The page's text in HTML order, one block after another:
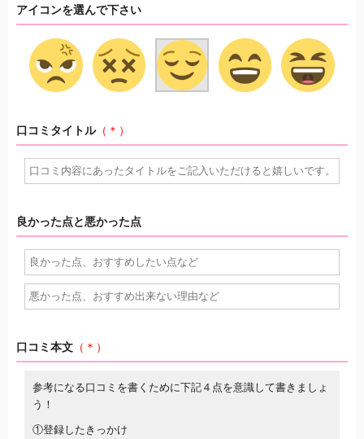
アイコンを選んで下さい
口コミタイトル（＊）
良かった点と悪かった点
口コミ本文 （＊）
参考になる口コミを書くために下記４点を意識して書きましょ
う！
①登録したきっかけ